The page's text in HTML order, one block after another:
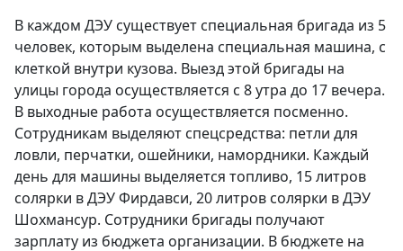
В каждом ДЭУ существует специальная бригада из 5
человек, которым выделена специальная машина, с
клеткой внутри кузова. Выезд этой бригады на
улицы города осуществляется с 8 утра до 17 вечера.
В выходные работа осуществляется посменно.
Сотрудникам выделяют спецсредства: петли для
ловли, перчатки, ошейники, намордники. Каждый
день для машины выделяется топливо, 15 литров
солярки в ДЭУ Фирдавси, 20 литров солярки в ДЭУ
Шохмансур. Сотрудники бригады получают
зарплату из бюджета организации. В бюджете на